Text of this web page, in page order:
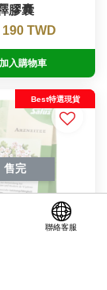
膠囊
190 TWD
加入購物車
售完
Best特選現貨
聯絡客服